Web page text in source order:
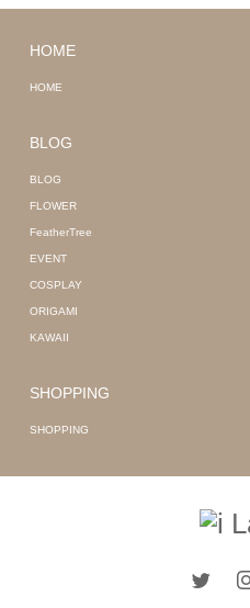
HOME
HOME
BLOG
BLOG
FLOWER
FeatherTree
EVENT
COSPLAY
ORIGAMI
KAWAII
SHOPPING
SHOPPING